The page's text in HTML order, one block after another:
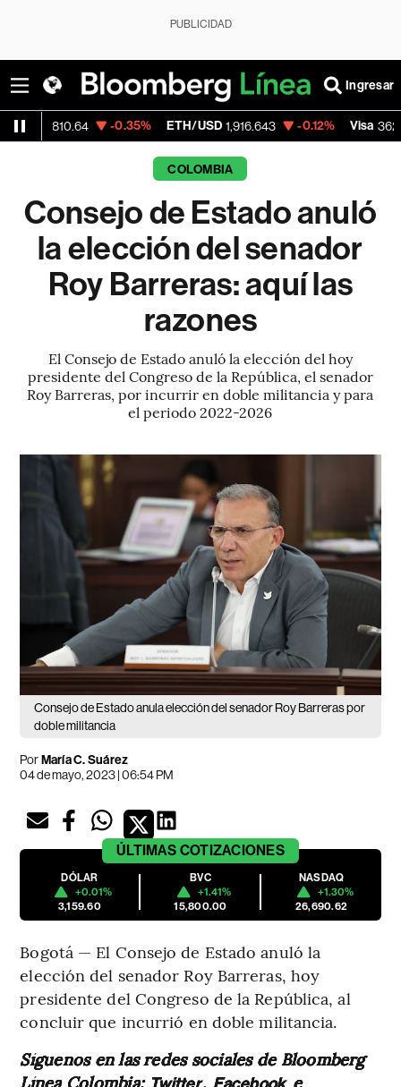
PUBLICIDAD
Ingresar
-0.35% ETH/USD 1,916.643 -0.12% Visa 362.50 -
COLOMBIA
Consejo de Estado anuló
la elección del senador
Roy Barreras: aquí las
razones
El Consejo de Estado anuló la elección del hoy
presidente del Congreso de la República, el senador
Roy Barreras, por incurrir en doble militancia y para
el periodo 2022-2026
Consejo de Estado anula elección del senador Roy Barreras por
doble militancia
PorMaría C. Suárez
04 de mayo, 2023 | 06:54 PM
ÚLTIMAS COTIZACIONES
DÓLAR
+0.01%
3,159.60
BVC
+1.41%
15,800.00
NASDAQ
+1.30%
26,690.62
Bogotá — El Consejo de Estado anuló la
elección del senador Roy Barreras, hoy
presidente del Congreso de la República, al
concluir que incurrió en doble militancia.
Síguenos en las redes sociales de Bloomberg
Línea Colombia:
, e